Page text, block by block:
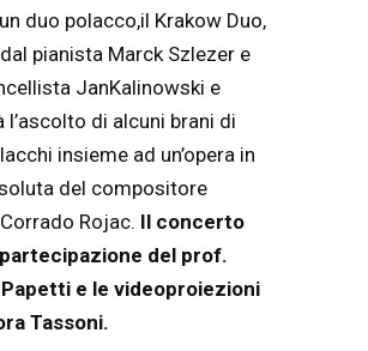
duo polacco,il Krakow Duo,
pianista Marck Szlezer e
JanKalinowski e
l’ascolto di alcuni brani di
insieme ad un’opera in
del compositore
Rojac. Il concerto
del prof.
e le videoproiezioni
Tassoni.